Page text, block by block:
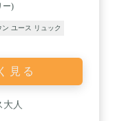
ー)
ン ユース リュック
見る
人